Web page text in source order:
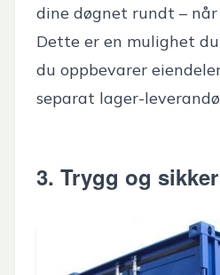
dine døgnet rundt –
Dette er en mulighet
du oppbevarer
separat lager-
3. Trygg og